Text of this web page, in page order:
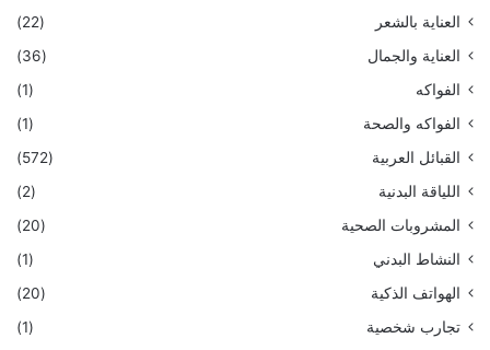
العناية بالشعر
(22)
العناية والجمال
(36)
الفواكه
(1)
الفواكه والصحة
(1)
القبائل العربية
(572)
اللياقة البدنية
(2)
المشروبات الصحية
(20)
النشاط البدني
(1)
الهواتف الذكية
(20)
تجارب شخصية
(1)